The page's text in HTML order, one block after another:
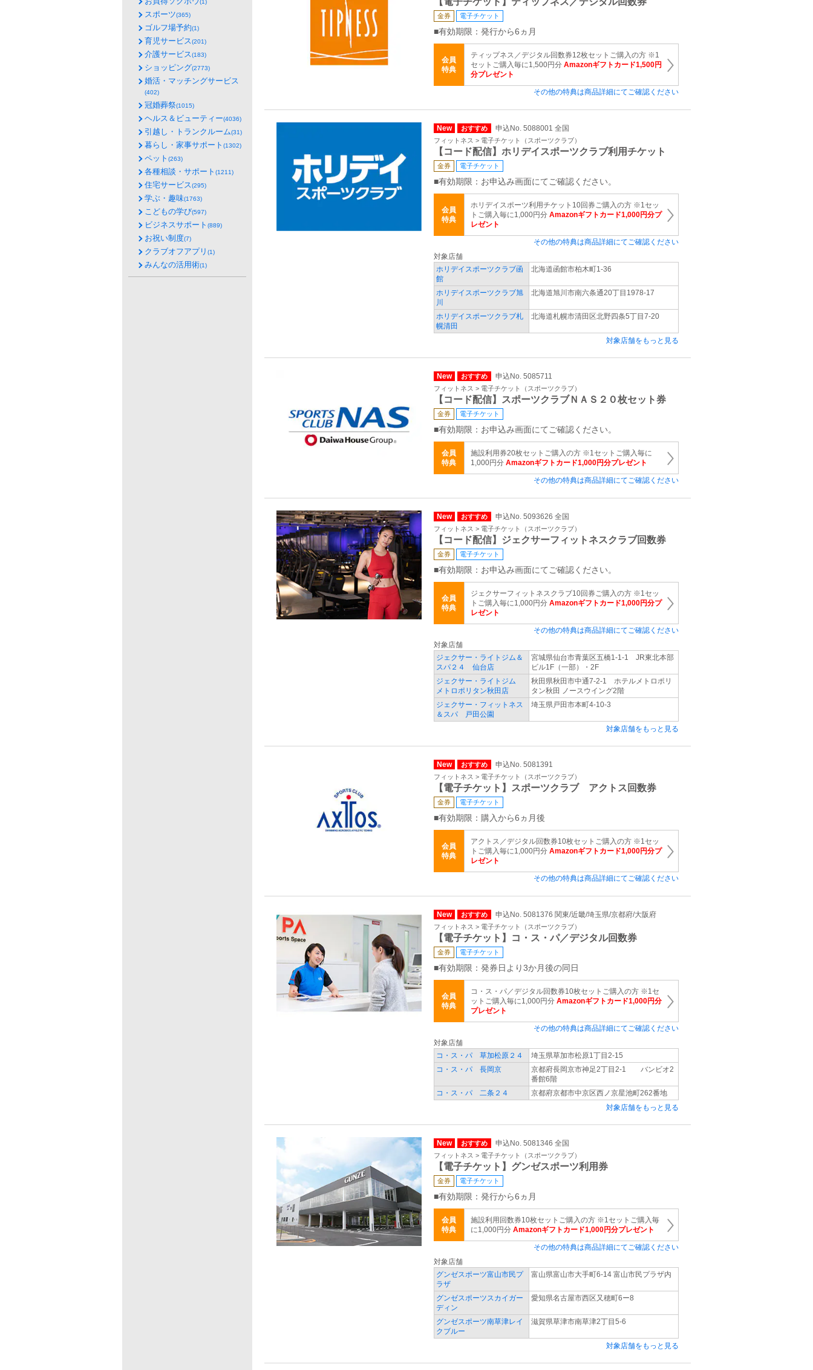
金券 電子チケット
■有効期限：発行から6ヵ月
会員
特典
ティップネス／デジタル回数券12枚セットご購入の方 ※1
セットご購入毎に1,500円分 Amazonギフトカード1,500円
分プレゼント
その他の特典は商品詳細にてご確認ください
New おすすめ 申込No. 5088001 全国
フィットネス > 電子チケット（スポーツクラブ）
【コード配信】ホリデイスポーツクラブ利用チケット
金券 電子チケット
■有効期限：お申込み画面にてご確認ください。
会員
特典
ホリデイスポーツ利用チケット10回券ご購入の方 ※1セッ
トご購入毎に1,000円分 Amazonギフトカード1,000円分プ
レゼント
その他の特典は商品詳細にてご確認ください
対象店舗
ホリデイスポーツクラブ函
館
北海道函館市柏木町1-36
ホリデイスポーツクラブ旭
川
北海道旭川市南六条通20丁目1978-17
ホリデイスポーツクラブ札
幌清田
北海道札幌市清田区北野四条5丁目7-20
対象店舗をもっと見る
New おすすめ 申込No. 5085711
フィットネス > 電子チケット（スポーツクラブ）
【コード配信】スポーツクラブＮＡＳ２０枚セット券
金券 電子チケット
■有効期限：お申込み画面にてご確認ください。
会員
特典
施設利用券20枚セットご購入の方 ※1セットご購入毎に
1,000円分 Amazonギフトカード1,000円分プレゼント
その他の特典は商品詳細にてご確認ください
New おすすめ 申込No. 5093626 全国
フィットネス > 電子チケット（スポーツクラブ）
【コード配信】ジェクサーフィットネスクラブ回数券
金券 電子チケット
■有効期限：お申込み画面にてご確認ください。
会員
特典
ジェクサーフィットネスクラブ10回券ご購入の方 ※1セッ
トご購入毎に1,000円分 Amazonギフトカード1,000円分プ
レゼント
その他の特典は商品詳細にてご確認ください
対象店舗
ジェクサー・ライトジム＆
スパ２４ 仙台店
宮城県仙台市青葉区五橋1-1-1 JR東北本部
ビル1F（一部）・2F
ジェクサー・ライトジム
メトロポリタン秋田店
秋田県秋田市中通7-2-1 ホテルメトロポリ
タン秋田 ノースウイング2階
ジェクサー・フィットネス
＆スパ 戸田公園
埼玉県戸田市本町4-10-3
対象店舗をもっと見る
New おすすめ 申込No. 5081391
フィットネス > 電子チケット（スポーツクラブ）
【電子チケット】スポーツクラブ アクトス回数券
金券 電子チケット
■有効期限：購入から6ヵ月後
会員
特典
アクトス／デジタル回数券10枚セットご購入の方 ※1セッ
トご購入毎に1,000円分 Amazonギフトカード1,000円分プ
レゼント
その他の特典は商品詳細にてご確認ください
New おすすめ 申込No. 5081376 関東/近畿/埼玉県/京都府/大阪府
フィットネス > 電子チケット（スポーツクラブ）
【電子チケット】コ・ス・パ／デジタル回数券
金券 電子チケット
■有効期限：発券日より3か月後の同日
会員
特典
コ・ス・パ／デジタル回数券10枚セットご購入の方 ※1セ
ットご購入毎に1,000円分 Amazonギフトカード1,000円分
プレゼント
その他の特典は商品詳細にてご確認ください
対象店舗
コ・ス・パ 草加松原２４
埼玉県草加市松原1丁目2-15
コ・ス・パ 長岡京
京都府長岡京市神足2丁目2-1 バンビオ2
番館6階
コ・ス・パ 二条２４
京都府京都市中京区西ノ京星池町262番地
対象店舗をもっと見る
New おすすめ 申込No. 5081346 全国
フィットネス > 電子チケット（スポーツクラブ）
【電子チケット】グンゼスポーツ利用券
金券 電子チケット
■有効期限：発行から6ヵ月
会員
特典
施設利用回数券10枚セットご購入の方 ※1セットご購入毎
に1,000円分 Amazonギフトカード1,000円分プレゼント
その他の特典は商品詳細にてご確認ください
対象店舗
グンゼスポーツ富山市民プ
ラザ
富山県富山市大手町6-14 富山市民プラザ内
グンゼスポーツスカイガー
ディン
愛知県名古屋市西区又穂町6ー8
グンゼスポーツ南草津レイ
クブルー
滋賀県草津市南草津2丁目5-6
対象店舗をもっと見る
(1)
スポーツ(365)
ゴルフ場予約(1)
育児サービス(201)
介護サービス(183)
ショッピング(2773)
婚活・マッチングサービス
(402)
冠婚葬祭(1015)
ヘルス＆ビューティー(4036)
引越し・トランクルーム(31)
暮らし・家事サポート (1302)
ペット (263)
各種相談・サポート (1211)
住宅サービス(295)
学ぶ・趣味(1763)
こどもの学び(597)
ビジネスサポート (889)
お祝い制度(7)
クラブオフアプリ (1)
みんなの活用術(1)